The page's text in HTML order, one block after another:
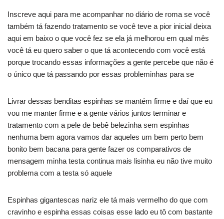
Inscreve aqui para me acompanhar no diário de roma se você
também tá fazendo tratamento se você teve a pior inicial deixa
aqui em baixo o que você fez se ela já melhorou em qual mês
você tá eu quero saber o que tá acontecendo com você está
porque trocando essas informações a gente percebe que não é
o único que tá passando por essas probleminhas para se
Livrar dessas benditas espinhas se mantém firme e daí que eu
vou me manter firme e a gente vários juntos terminar e
tratamento com a pele de bebê belezinha sem espinhas
nenhuma bem agora vamos dar aqueles um bem perto bem
bonito bem bacana para gente fazer os comparativos de
mensagem minha testa continua mais lisinha eu não tive muito
problema com a testa só aquele
Espinhas gigantescas nariz ele tá mais vermelho do que com
cravinho e espinha essas coisas esse lado eu tô com bastante